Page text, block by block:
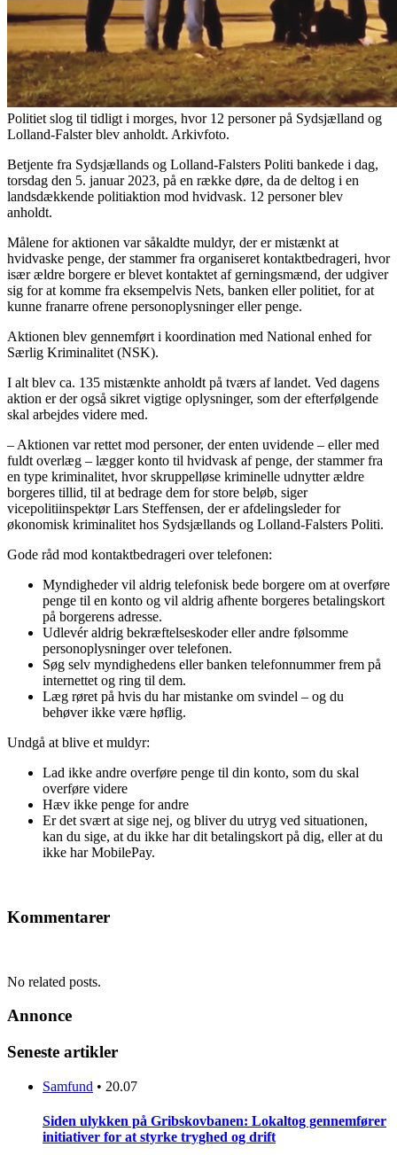
Politiet slog til tidligt i morges, hvor 12 personer på Sydsjælland og
Lolland-Falster blev anholdt. Arkivfoto.
Betjente fra Sydsjællands og Lolland-Falsters Politi bankede i dag,
torsdag den 5. januar 2023, på en række døre, da de deltog i en
landsdækkende politiaktion mod hvidvask. 12 personer blev
anholdt.
Målene for aktionen var såkaldte muldyr, der er mistænkt at
hvidvaske penge, der stammer fra organiseret kontaktbedrageri, hvor
især ældre borgere er blevet kontaktet af gerningsmænd, der udgiver
sig for at komme fra eksempelvis Nets, banken eller politiet, for at
kunne franarre ofrene personoplysninger eller penge.
Aktionen blev gennemført i koordination med National enhed for
Særlig Kriminalitet (NSK).
I alt blev ca. 135 mistænkte anholdt på tværs af landet. Ved dagens
aktion er der også sikret vigtige oplysninger, som der efterfølgende
skal arbejdes videre med.
– Aktionen var rettet mod personer, der enten uvidende – eller med
fuldt overlæg – lægger konto til hvidvask af penge, der stammer fra
en type kriminalitet, hvor skruppelløse kriminelle udnytter ældre
borgeres tillid, til at bedrage dem for store beløb, siger
vicepolitiinspektør Lars Steffensen, der er afdelingsleder for
økonomisk kriminalitet hos Sydsjællands og Lolland-Falsters Politi.
Gode råd mod kontaktbedrageri over telefonen:
Myndigheder vil aldrig telefonisk bede borgere om at overføre
penge til en konto og vil aldrig afhente borgeres betalingskort
på borgerens adresse.
Udlevér aldrig bekræftelseskoder eller andre følsomme
personoplysninger over telefonen.
Søg selv myndighedens eller banken telefonnummer frem på
internettet og ring til dem.
Læg røret på hvis du har mistanke om svindel – og du
behøver ikke være høflig.
Undgå at blive et muldyr:
Lad ikke andre overføre penge til din konto, som du skal
overføre videre
Hæv ikke penge for andre
Er det svært at sige nej, og bliver du utryg ved situationen,
kan du sige, at du ikke har dit betalingskort på dig, eller at du
ikke har MobilePay.
Kommentarer
No related posts.
Annonce
Seneste artikler
Samfund • 20.07
Siden ulykken på Gribskovbanen: Lokaltog gennemfører
initiativer for at styrke tryghed og drift